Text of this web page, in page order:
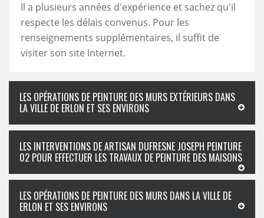
Il a plusieurs années d'expérience et sachez qu'il
respecte les délais convenus. Pour les
renseignements supplémentaires, il suffit de
visiter son site Internet.
LES OPÉRATIONS DE PEINTURE DES MURS EXTÉRIEURS DANS
LA VILLE DE ERLON ET SES ENVIRONS
LES INTERVENTIONS DE ARTISAN DUFRESNE JOSEPH PEINTURE
02 POUR EFFECTUER LES TRAVAUX DE PEINTURE DES MAISONS
LES OPÉRATIONS DE PEINTURE DES MURS DANS LA VILLE DE
ERLON ET SES ENVIRONS